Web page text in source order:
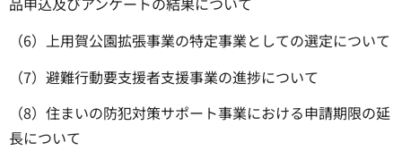
（6）上用賀公園拡張事業の特定事業としての選定について
（7）避難行動要支援者支援事業の進捗について
（8）住まいの防犯対策サポート事業における申請期限の延
長について